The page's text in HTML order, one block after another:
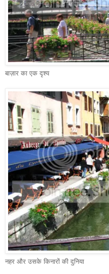
बाज़ार का एक दृश्य
नहर और उसके किनारों की दुनिया